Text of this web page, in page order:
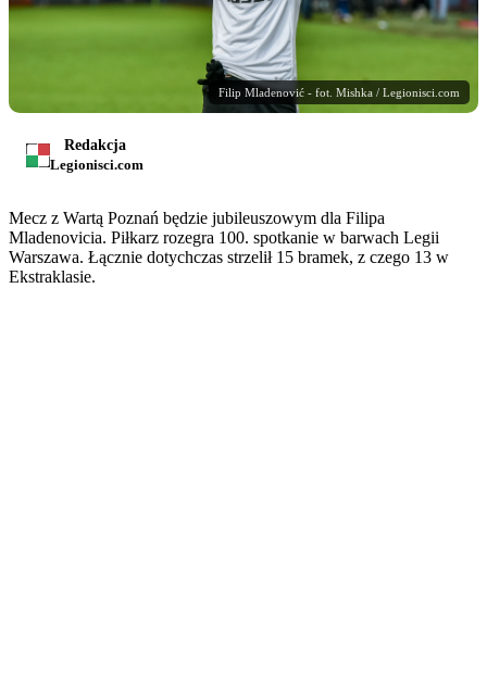
Filip Mladenović - fot. Mishka / Legionisci.com
Redakcja
Legionisci.com
Mecz z Wartą Poznań będzie jubileuszowym dla Filipa
Mladenovicia. Piłkarz rozegra 100. spotkanie w barwach Legii
Warszawa. Łącznie dotychczas strzelił 15 bramek, z czego 13 w
Ekstraklasie.